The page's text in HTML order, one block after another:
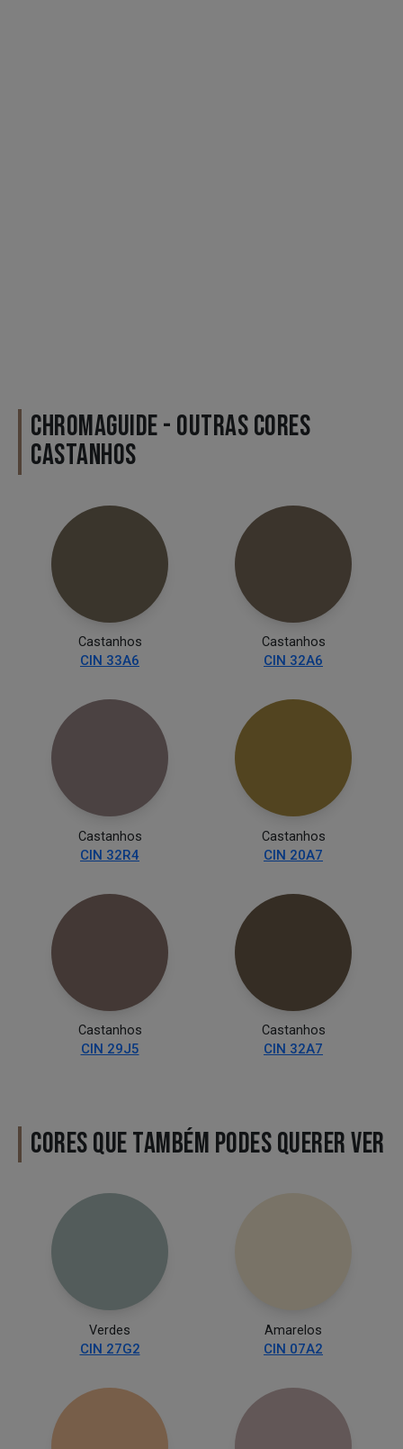
CHROMAGUIDE - OUTRAS CORES
CASTANHOS
Castanhos
CIN 33A6
Castanhos
CIN 32A6
Castanhos
CIN 32R4
Castanhos
CIN 20A7
Castanhos
CIN 29J5
Castanhos
CIN 32A7
CORES QUE TAMBÉM PODES QUERER VER
Verdes
CIN 27G2
Amarelos
CIN 07A2